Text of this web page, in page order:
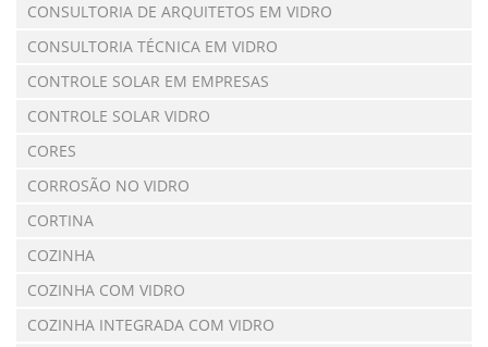
CONSULTORIA DE ARQUITETOS EM VIDRO
CONSULTORIA TÉCNICA EM VIDRO
CONTROLE SOLAR EM EMPRESAS
CONTROLE SOLAR VIDRO
CORES
CORROSÃO NO VIDRO
CORTINA
COZINHA
COZINHA COM VIDRO
COZINHA INTEGRADA COM VIDRO